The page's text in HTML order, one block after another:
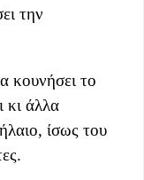
την
κουνήσει το
κι άλλα
ίσως του